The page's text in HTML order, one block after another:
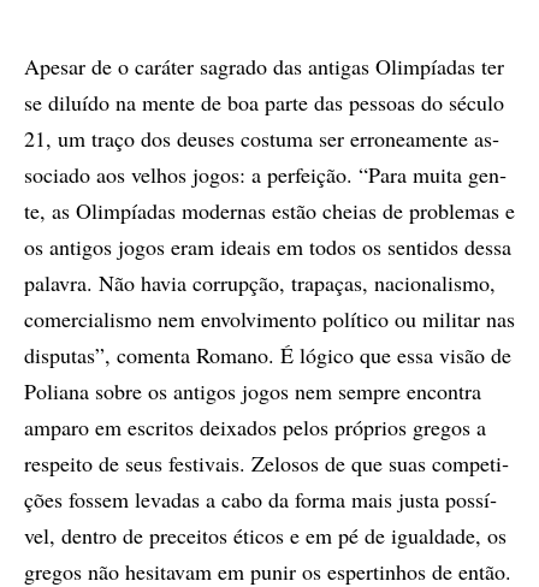
Ape­sar de o ca­rá­ter sa­gra­do das an­ti­gas Olim­pí­a­das ter
se di­lu­í­do na men­te de boa par­te das pes­so­as do sé­cu­lo
21, um tra­ço dos deu­ses cos­tu­ma ser er­ro­­ne­a­­men­te as­
so­ci­a­do aos ve­lhos jo­gos: a per­fei­ção. “Para mu­i­ta gen­
te, as Olim­pí­a­das mo­der­nas es­tão chei­as de pro­ble­mas e
os an­ti­gos jo­gos eram ide­ais em to­dos os sen­ti­dos des­sa
pa­la­vra. Não ha­via cor­rup­ção, tra­pa­ças, na­ci­o­na­lis­mo,
co­mer­ci­a­lis­mo nem en­vol­vi­men­to po­lí­ti­co ou mi­li­tar nas
dis­pu­tas”, co­men­ta Ro­ma­no. É ló­gi­co que essa vi­são de
Po­li­a­na so­bre os an­ti­gos jo­gos nem sem­pre en­con­tra
am­pa­ro em es­cri­tos dei­xa­dos pe­los pró­pri­os gre­gos a
res­pei­to de seus fes­ti­vais. Ze­lo­sos de que suas com­pe­ti­
çõ­es fos­sem le­va­das a cabo da for­ma mais jus­ta pos­sí­
vel, den­tro de pre­cei­tos éti­cos e em pé de igual­da­de, os
gre­gos não he­si­ta­vam em pu­nir os es­per­ti­nhos de en­tão.